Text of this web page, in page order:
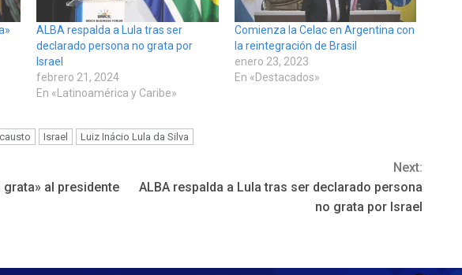
ALBA respalda a Lula tras ser
declarado persona no grata por
Israel
febrero 21, 2024
En «Latinoamérica y Caribe»
Comienza la Celac en Argentina con
la reintegración de Brasil
enero 23, 2023
En «Destacados»
Israel Luiz Inácio Lula da Silva
grata» al presidente
Next:
ALBA respalda a Lula tras ser declarado persona
no grata por Israel